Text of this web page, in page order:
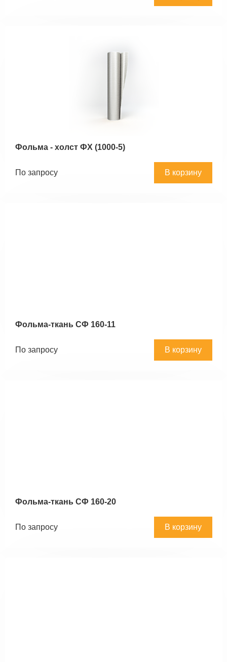
Фольма - холст ФХ (1000-5)
По запросу В корзину
Фольма-ткань СФ 160-11
По запросу В корзину
Фольма-ткань СФ 160-20
По запросу В корзину